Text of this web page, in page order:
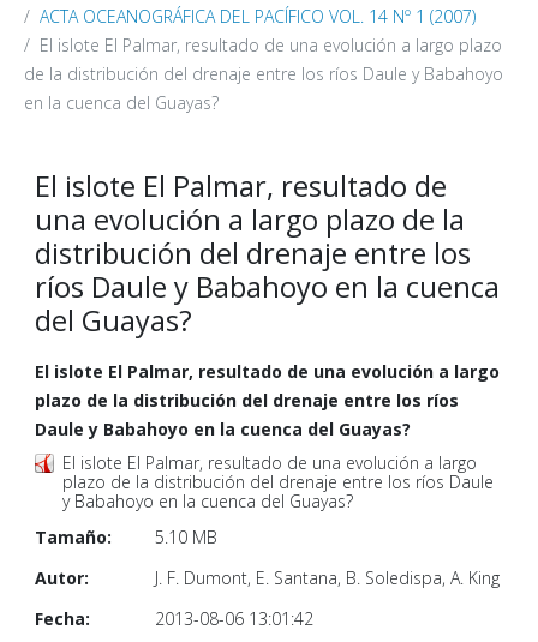
ACTA OCEANOGRÁFICA DEL PACÍFICO VOL. 14 Nº 1 (2007)
El islote El Palmar, resultado de una evolución a largo plazo
de la distribución del drenaje entre los ríos Daule y Babahoyo
en la cuenca del Guayas?
El islote El Palmar, resultado de
una evolución a largo plazo de la
distribución del drenaje entre los
ríos Daule y Babahoyo en la cuenca
del Guayas?
El islote El Palmar, resultado de una evolución a largo
plazo de la distribución del drenaje entre los ríos
Daule y Babahoyo en la cuenca del Guayas?
El islote El Palmar, resultado de una evolución a largo
plazo de la distribución del drenaje entre los ríos Daule
y Babahoyo en la cuenca del Guayas?
Tamaño:
5.10 MB
Autor:
J. F. Dumont, E. Santana, B. Soledispa, A. King
Fecha:
2013-08-06 13:01:42